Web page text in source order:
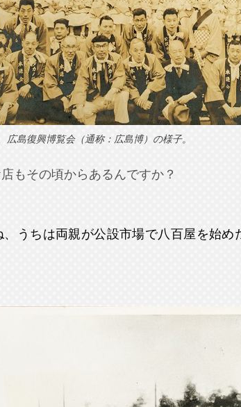
広島復興博覧会（通称：広島博）の様子。
もその頃からあるんですか？
、うちは両親が公設市場で八百屋を始